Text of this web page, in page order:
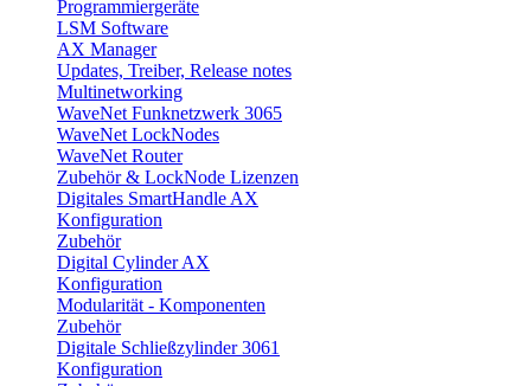
Programmiergeräte
LSM Software
AX Manager
Updates, Treiber, Release notes
Multinetworking
WaveNet Funknetzwerk 3065
WaveNet LockNodes
WaveNet Router
Zubehör & LockNode Lizenzen
Digitales SmartHandle AX
Konfiguration
Zubehör
Digital Cylinder AX
Konfiguration
Modularität - Komponenten
Zubehör
Digitale Schließzylinder 3061
Konfiguration